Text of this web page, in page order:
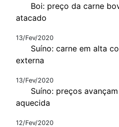
Boi: preço da carne
atacado
13/Fev/2020
Suíno: carne em alta
externa
13/Fev/2020
Suíno: preços
aquecida
12/Fev/2020